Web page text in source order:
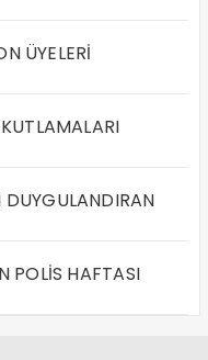
ÜYELERİ
DUYGULANDIRAN
POLİS HAFTASI